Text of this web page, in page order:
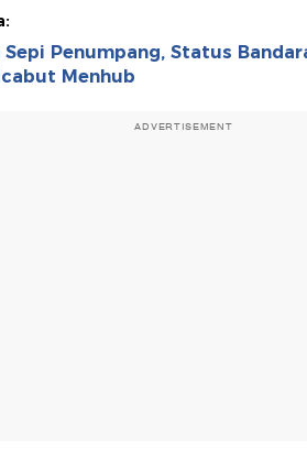
Sepi Penumpang, Status
Menhub
ADVERTISEMENT